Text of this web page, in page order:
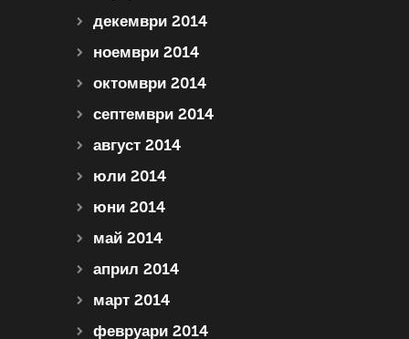
декември 2014
ноември 2014
октомври 2014
септември 2014
август 2014
юли 2014
юни 2014
май 2014
април 2014
март 2014
февруари 2014